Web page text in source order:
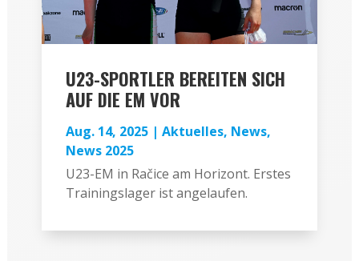
U23-SPORTLER BEREITEN SICH
AUF DIE EM VOR
Aug. 14, 2025| Aktuelles, News,
News 2025
U23-EM in Račice am Horizont. Erstes
Trainingslager ist angelaufen.